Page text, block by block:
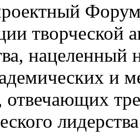
творческой
нацеленный
и
отвечающих